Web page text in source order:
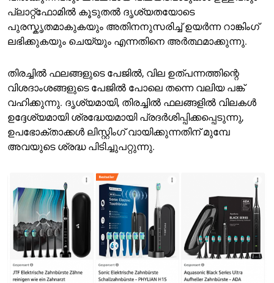
പ്ലാറ്റ്ഫോമിൽ കൂടുതൽ ദൃശ്യതയോടെ
പുരസ്കൃതമാകുകയും അതിനനുസരിച്ച് ഉയർന്ന റാങ്കിംഗ്
ലഭിക്കുകയും ചെയ്യും എന്നതിനെ അർത്ഥമാക്കുന്നു.
തിരച്ചിൽ ഫലങ്ങളുടെ പേജിൽ, വില ഉത്പന്നത്തിന്റെ
വിശദാംശങ്ങളുടെ പേജിൽ പോലെ തന്നെ വലിയ പങ്ക്
വഹിക്കുന്നു. ദൃശ്യമായി, തിരച്ചിൽ ഫലങ്ങളിൽ വിലകൾ
ഉദ്ദേശ്യമായി ശ്രദ്ധേയമായി പ്രദർശിപ്പിക്കപ്പെടുന്നു,
ഉപഭോക്താക്കൾ ലിസ്റ്റിംഗ് വായിക്കുന്നതിന് മുമ്പേ
അവയുടെ ശ്രദ്ധ പിടിച്ചുപറ്റുന്നു.